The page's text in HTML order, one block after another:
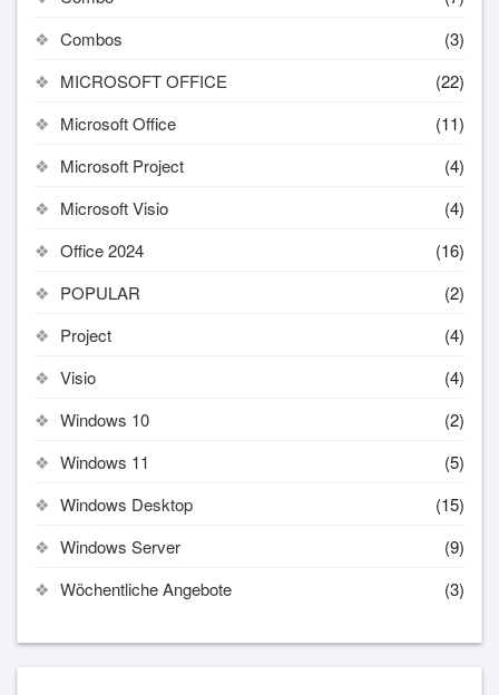
Combos
(3)
MICROSOFT OFFICE
(22)
Microsoft Office
(11)
Microsoft Project
(4)
Microsoft Visio
(4)
Office 2024
(16)
POPULAR
(2)
Project
(4)
Visio
(4)
Windows 10
(2)
Windows 11
(5)
Windows Desktop
(15)
Windows Server
(9)
Wöchentliche Angebote
(3)